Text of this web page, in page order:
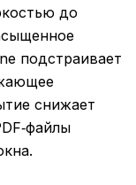
до
подстраивает
снижает